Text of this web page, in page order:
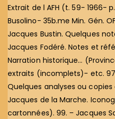
Extrait de l AFH (t. 59- 1966-
Busolino- 35b.me Min. Gén.
Jacques Bustin. Quelques
Jacques Fodéré. Notes et
Narration historique…
extraits (incomplets)- etc.
Quelques analyses ou
Jacques de la Marche.
cartonnées). 99. – Jacques